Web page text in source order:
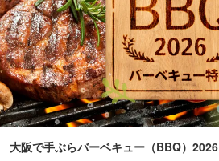
大阪で手ぶらバーベキュー（BBQ）2026